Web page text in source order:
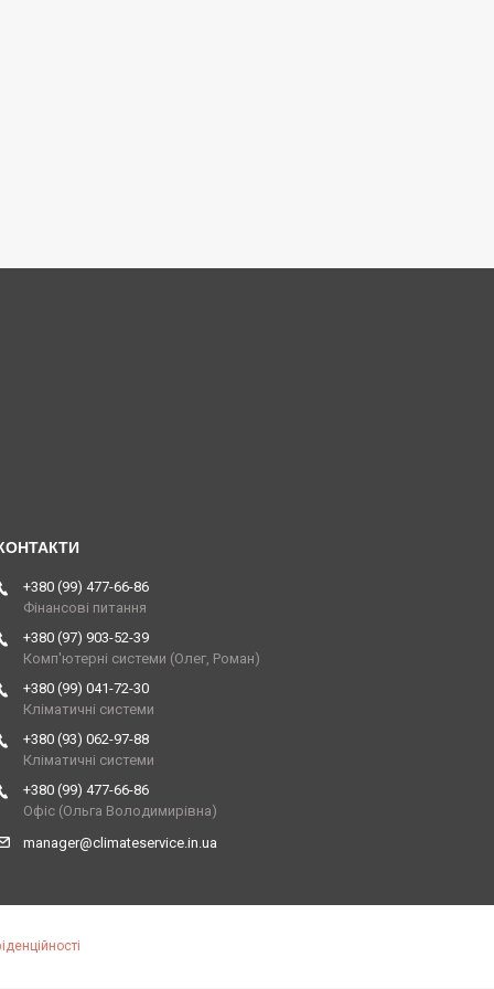
+380 (99) 477-66-86
Фінансові питання
+380 (97) 903-52-39
Комп'ютерні системи (Олег, Роман)
+380 (99) 041-72-30
Кліматичні системи
+380 (93) 062-97-88
Кліматичні системи
+380 (99) 477-66-86
Офіс (Ольга Володимирівна)
manager@climateservice.in.ua